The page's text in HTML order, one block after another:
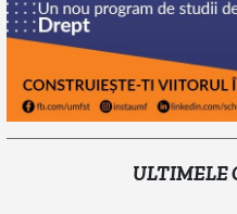
ULTIMELE